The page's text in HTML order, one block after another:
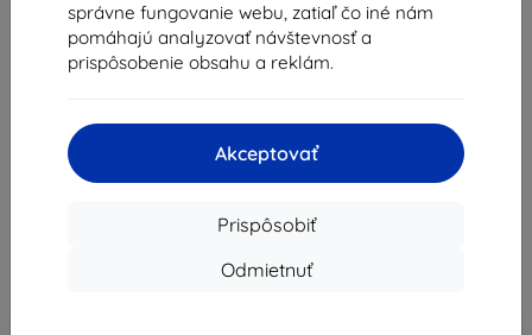
správne fungovanie webu, zatiaľ čo iné nám
pomáhajú analyzovať návštevnosť a
prispôsobenie obsahu a reklám.
Akceptovať
Prispôsobiť
Odmietnuť
Vhodné pre: Apple iPad Mini 5